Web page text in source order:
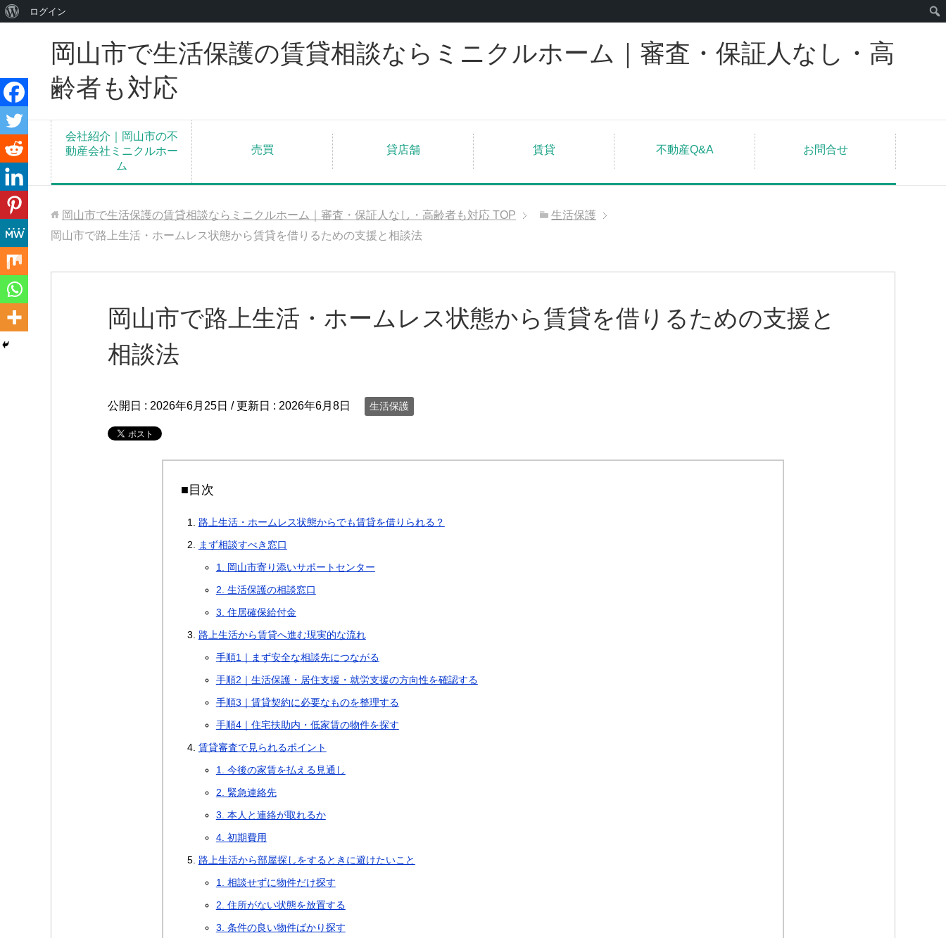
岡山市で生活保護の賃貸相談ならミニクルホーム｜審査・保証人なし・高
齢者も対応
会社紹介｜岡山市の不
動産会社ミニクルホー
ム
売買 貸店舗 賃貸 不動産Q&A お問合せ
岡山市で生活保護の賃貸相談ならミニクルホーム｜審査・保証人なし・高齢者も対応 TOP
生活保護
岡山市で路上生活・ホームレス状態から賃貸を借りるための支援と相談法
岡山市で路上生活・ホームレス状態から賃貸を借りるための支援と
相談法
公開日 : 2026年6月25日 / 更新日 : 2026年6月8日 生活保護
■目次
路上生活・ホームレス状態からでも賃貸を借りられる？
まず相談すべき窓口
1. 岡山市寄り添いサポートセンター
2. 生活保護の相談窓口
3. 住居確保給付金
路上生活から賃貸へ進む現実的な流れ
手順1｜まず安全な相談先につながる
手順2｜生活保護・居住支援・就労支援の方向性を確認する
手順3｜賃貸契約に必要なものを整理する
手順4｜住宅扶助内・低家賃の物件を探す
賃貸審査で見られるポイント
1. 今後の家賃を払える見通し
2. 緊急連絡先
3. 本人と連絡が取れるか
4. 初期費用
路上生活から部屋探しをするときに避けたいこと
1. 相談せずに物件だけ探す
2. 住所がない状態を放置する
3. 条件の良い物件ばかり探す
WordPress
い
て
ログイン